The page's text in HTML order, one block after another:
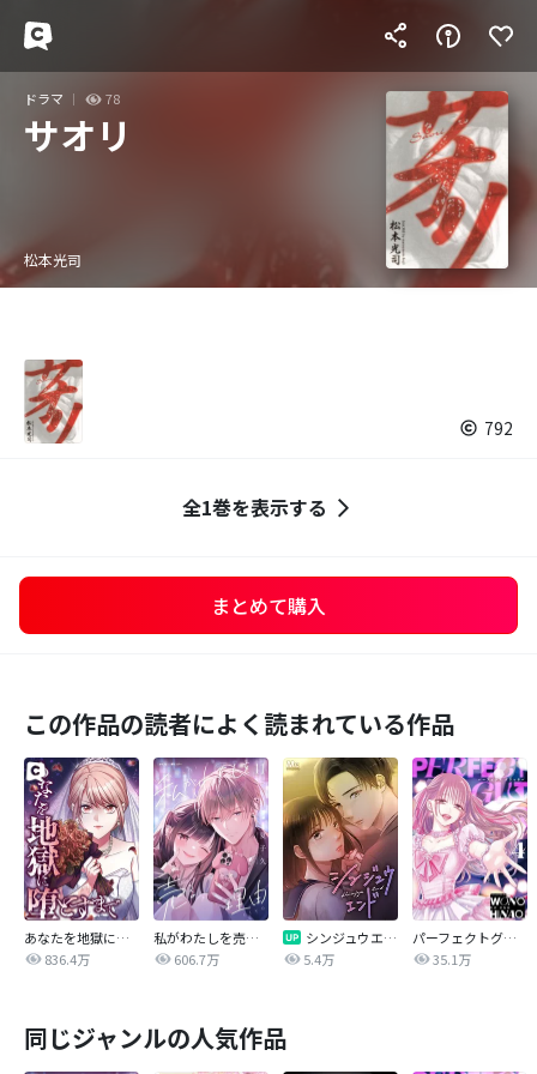
ドラマ 78
サオリ
松本光司
792
全1巻を表示する
まとめて購入
この作品の読者によく読まれている作品
あなたを地獄に堕とすまで
836.4万
私がわたしを売る理由
606.7万
シンジュウエンド【タテヨミ】
5.4万
パーフェクトグリッター
35.1万
同じジャンルの人気作品